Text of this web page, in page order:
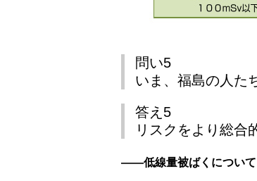
問い5
いま、福島の人た
答え5
リスクをより総合
――低線量被ばくについて